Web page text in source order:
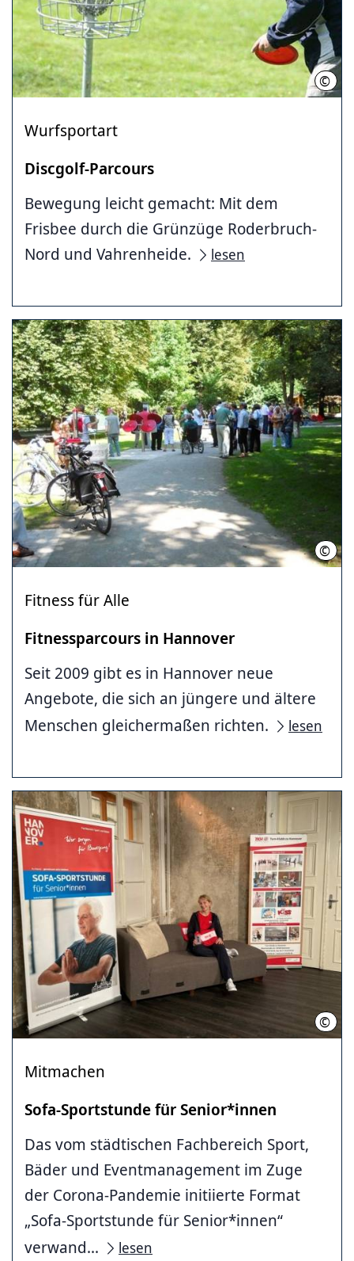
© LHH
Wurfsportart
Discgolf-Parcours
Bewegung leicht gemacht: Mit dem
Frisbee durch die Grünzüge Roderbruch-
Nord und Vahrenheide.
lesen
© LHH
Fitness für Alle
Fitness­parcours in Hannover
Seit 2009 gibt es in Hannover neue
Angebote, die sich an jüngere und ältere
Menschen gleichermaßen richten.
lesen
© LHH
Mitmachen
Sofa-Sportstunde für Senior*innen
Das vom städtischen Fachbereich Sport,
Bäder und Eventmanagement im Zuge
der Corona-Pandemie initiierte Format
„Sofa-Sportstunde für Senior*innen“
verwand...
lesen